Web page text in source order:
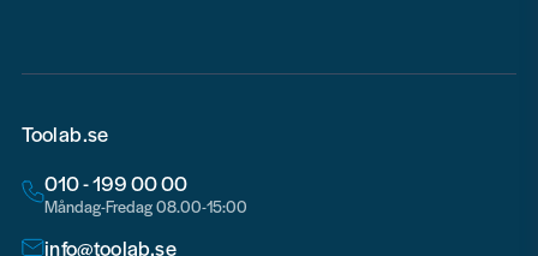
Toolab.se
010 - 199 00 00
Måndag-Fredag 08.00-15:00
info@toolab.se